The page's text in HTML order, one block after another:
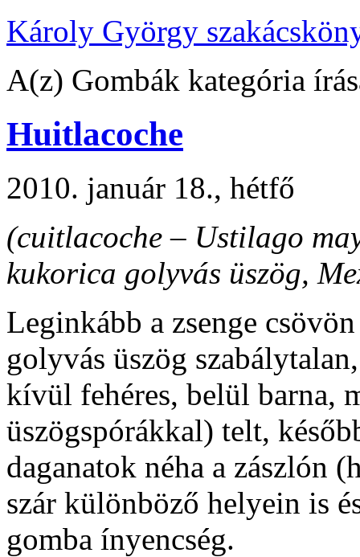
Károly György
A(z) Gombák kategória
Huitlacoche
2010. január 18., hétfő
(cuitlacoche – Ustilago
kukorica golyvás üszög,
Leginkább a zsenge
golyvás üszög
kívül fehéres, belül barna,
üszögspórákkal) telt,
daganatok néha a zászlón
szár különböző helyein is
gomba ínyencség.